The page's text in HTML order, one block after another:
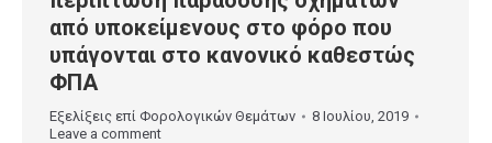
από υποκείμενους στο φόρο που
υπάγονται στο κανονικό καθεστώς
ΦΠΑ
Εξελίξεις επί Φορολογικών Θεμάτων
8 Ιουλίου, 2019
Leave a comment